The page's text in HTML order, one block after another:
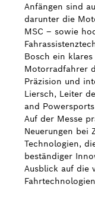
Anfängen sind
darunter die
MSC – sowie
Bosch ein
Motorradfahrer
Präzision und
Liersch, Leiter
and
Auf der Messe
Neuerungen bei
Technologien,
beständiger
Ausblick auf die